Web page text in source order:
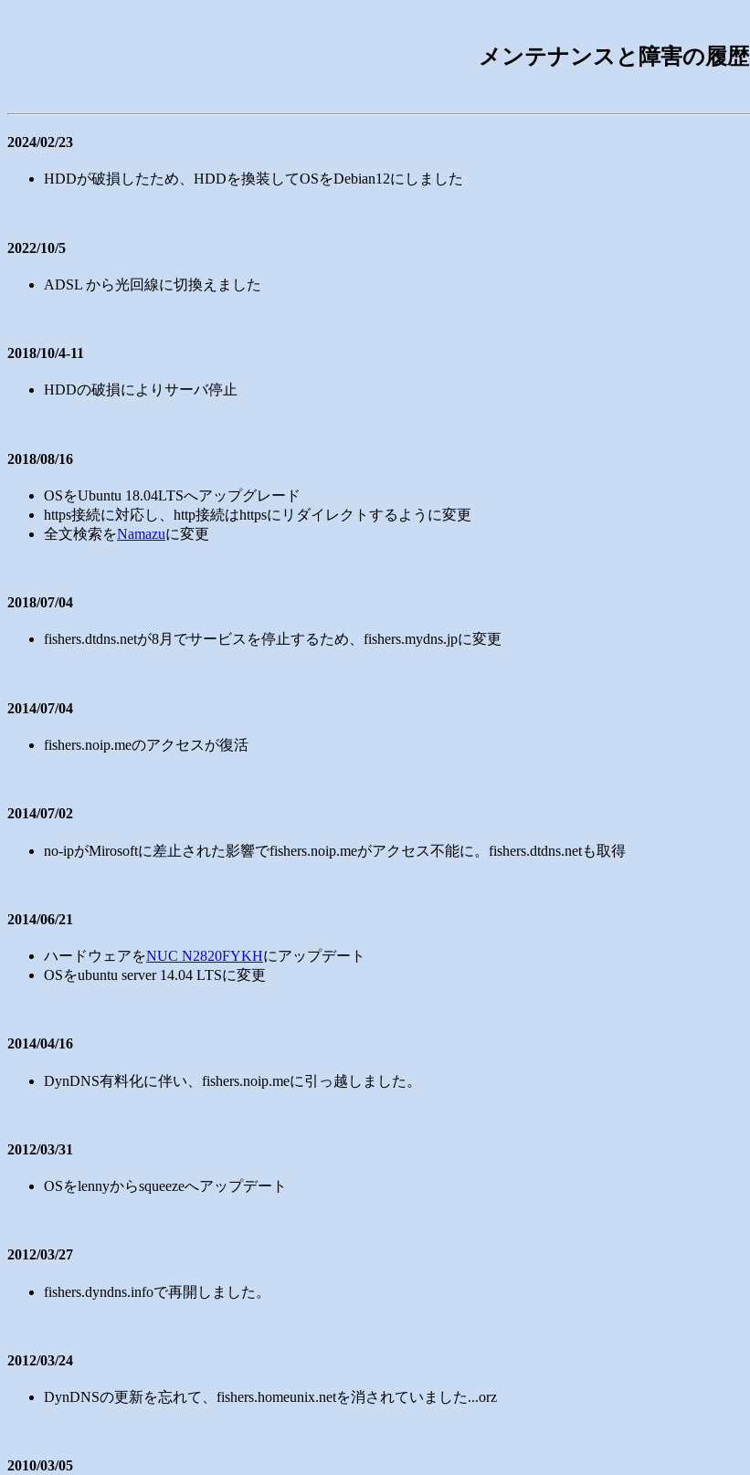
メンテナンスと障害の履歴
2024/02/23
HDDが破損したため、HDDを換装してOSをDebian12にしました
2022/10/5
ADSL から光回線に切換えました
2018/10/4-11
HDDの破損によりサーバ停止
2018/08/16
OSをUbuntu 18.04LTSへアップグレード
https接続に対応し、http接続はhttpsにリダイレクトするように変更
全文検索をNamazuに変更
2018/07/04
fishers.dtdns.netが8月でサービスを停止するため、fishers.mydns.jpに変更
2014/07/04
fishers.noip.meのアクセスが復活
2014/07/02
no-ipがMirosoftに差止された影響でfishers.noip.meがアクセス不能に。fishers.dtdns.netも取得
2014/06/21
ハードウェアをNUC N2820FYKHにアップデート
OSをubuntu server 14.04 LTSに変更
2014/04/16
DynDNS有料化に伴い、fishers.noip.meに引っ越しました。
2012/03/31
OSをlennyからsqueezeへアップデート
2012/03/27
fishers.dyndns.infoで再開しました。
2012/03/24
DynDNSの更新を忘れて、fishers.homeunix.netを消されていました...orz
2010/03/05